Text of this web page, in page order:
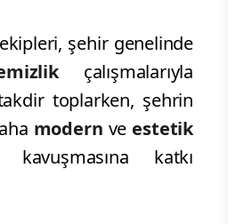
şehir genelinde
çalışmalarıyla
toplarken, şehrin
modern ve estetik
katkı